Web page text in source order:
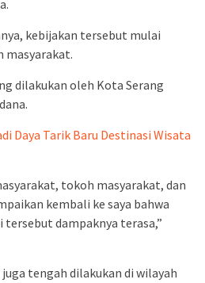
kebijakan tersebut mulai
masyarakat.
dilakukan oleh Kota Serang
Daya Tarik Baru Destinasi Wisata
tokoh masyarakat, dan
kembali ke saya bahwa
dampaknya terasa,”
tengah dilakukan di wilayah